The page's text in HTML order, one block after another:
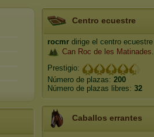
Centro ecuestre
rocmr dirige el centro ecuestre
Can Roc de les Matinades.
Prestigio:
Número de plazas: 200
Número de plazas libres: 32
Caballos errantes